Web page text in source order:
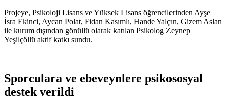
Projeye, Psikoloji Lisans ve Yüksek Lisans öğrencilerinden Ayşe
İsra Ekinci, Aycan Polat, Fidan Kasımlı, Hande Yalçın, Gizem Aslan
ile kurum dışından gönüllü olarak katılan Psikolog Zeynep
Yeşilçöllü aktif katkı sundu.
Sporculara ve ebeveynlere psikososyal
destek verildi